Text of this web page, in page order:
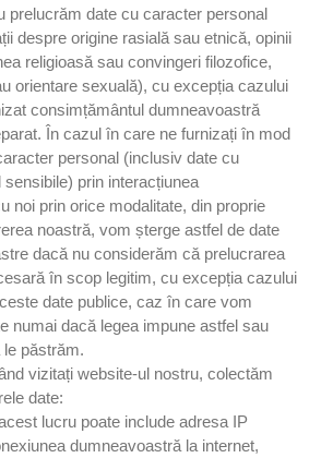
prelucrăm date cu caracter personal
despre origine rasială sau etnică, opinii
religioasă sau convingeri filozofice,
orientare sexuală), cu excepția cazului
consimțământul dumneavoastră
În cazul în care ne furnizați în mod
personal (inclusiv date cu
prin interacțiunea
noi prin orice modalitate, din proprie
noastră, vom șterge astfel de date
dacă nu considerăm că prelucrarea
în scop legitim, cu excepția cazului
date publice, caz în care vom
numai dacă legea impune astfel sau
păstrăm.
vizitați website-ul nostru, colectăm
date:
lucru poate include adresa IP
dumneavoastră la internet,